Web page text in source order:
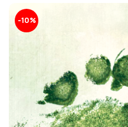
-10%